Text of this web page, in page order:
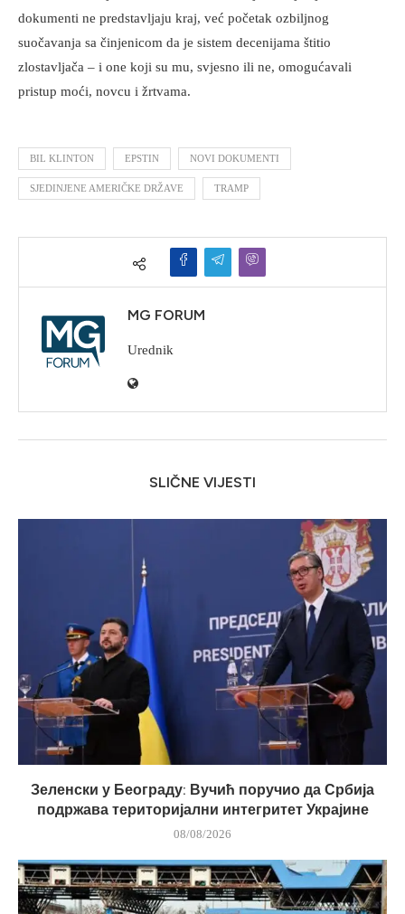
dokumenti ne predstavljaju kraj, već početak ozbiljnog
suočavanja sa činjenicom da je sistem decenijama štitio
zlostavljača – i one koji su mu, svjesno ili ne, omogućavali
pristup moći, novcu i žrtvama.
BIL KLINTON EPSTIN NOVI DOKUMENTI
SJEDINJENE AMERIČKE DRŽAVE TRAMP
MG FORUM
Urednik
SLIČNE VIJESTI
Зеленски у Београду: Вучић поручио да Србија
подржава територијални интегритет Украјине
08/08/2026